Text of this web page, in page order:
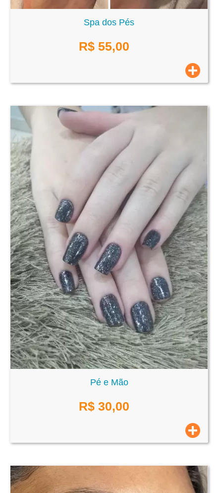
Spa dos Pés
R$ 55,00
Pé e Mão
R$ 30,00